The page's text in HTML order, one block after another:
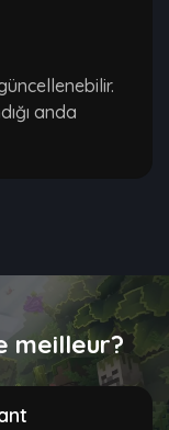
anda
meilleur?